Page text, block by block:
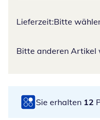
Lieferzeit:Bitte
Bitte anderen Artikel
Sie erhalten 12